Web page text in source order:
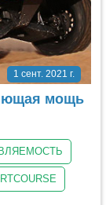
1 сент. 2021 г.
мощь